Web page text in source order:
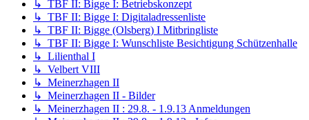
↳ TBF II: Bigge I: Betriebskonzept
↳ TBF II: Bigge I: Digitaladressenliste
↳ TBF II: Bigge (Olsberg) I Mitbringliste
↳ TBF II: Bigge I: Wunschliste Besichtigung Schützenhalle
↳ Lilienthal I
↳ Velbert VIII
↳ Meinerzhagen II
↳ Meinerzhagen II - Bilder
↳ Meinerzhagen II : 29.8. - 1.9.13 Anmeldungen